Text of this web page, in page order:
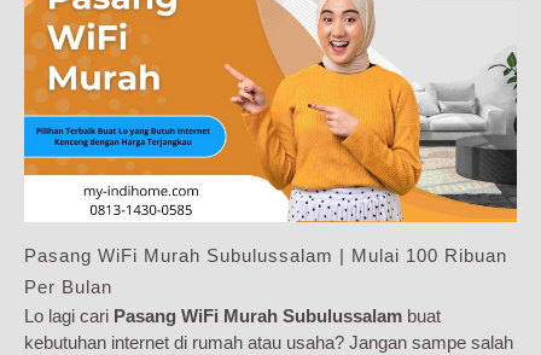
Pasang WiFi Murah Subulussalam | Mulai 100 Ribuan
Per Bulan
Lo lagi cari Pasang WiFi Murah Subulussalam buat
kebutuhan internet di rumah atau usaha? Jangan sampe salah